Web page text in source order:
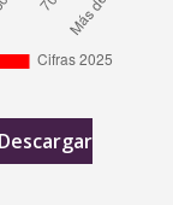
Descargar